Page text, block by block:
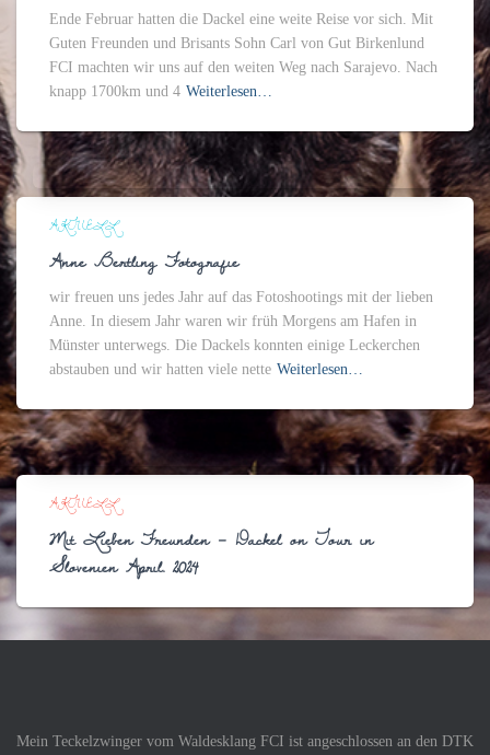
Ende Februar hatten die Dackel eine weite Reise vor sich. Mit
Guten Freunden und Brisants Sohn Carl von Gut Birkenlund
FCI machten wir uns auf den weiten Weg nach Sarajevo. Nach
knapp 1700km und 4 Weiterlesen…
AKTUELL
Anne Bertling Fotografie
wir freuen uns jedes Jahr auf das Fotoshootings mit der lieben
Anne. In diesem Jahr waren wir früh Morgens am Hafen in
Münster unterwegs. Die Dackels konnten einige Leckerchen
abstauben und wir hatten viele nette Weiterlesen…
AKTUELL
Mit Lieben Freunden – Dackel on Tour in
Slovenien April. 2024
Mein Teckelzwinger vom Waldesklang FCI ist angeschlossen an den DTK